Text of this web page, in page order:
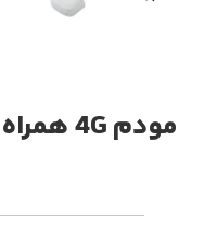
مودم 4G همراه ZTE مدل MF833V